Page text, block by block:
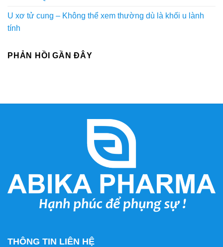
U xơ tử cung – Không thể xem thường dù là khối u lành
tính
PHẢN HỒI GẦN ĐÂY
THÔNG TIN LIÊN HỆ